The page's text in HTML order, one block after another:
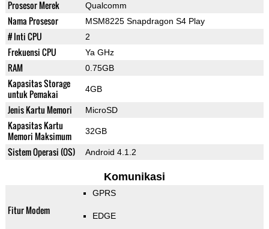
Prosesor Merek Qualcomm
Nama Prosesor MSM8225 Snapdragon S4 Play
# Inti CPU 2
Frekuensi CPU Ya GHz
RAM 0.75GB
Kapasitas Storage
untuk Pemakai
4GB
Jenis Kartu Memori MicroSD
Kapasitas Kartu
Memori Maksimum
32GB
Sistem Operasi (OS) Android 4.1.2
Komunikasi
Fitur Modem
GPRS
EDGE